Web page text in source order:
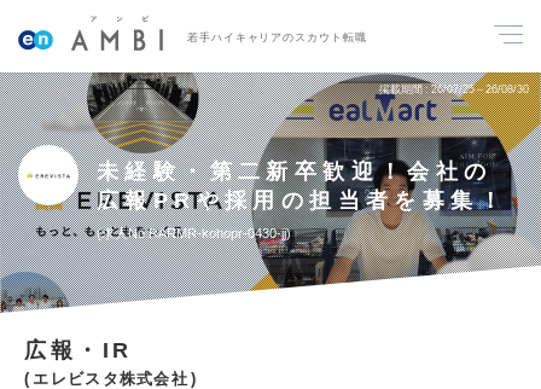
若手ハイキャリアのスカウト転職
掲載期間 26/07/25～26/08/30
未経験・第二新卒歓迎！会社の
広報PRや採用の担当者を募集！
求人No.RARMR-kohopr-0430-jj
広報・IR
エレビスタ株式会社